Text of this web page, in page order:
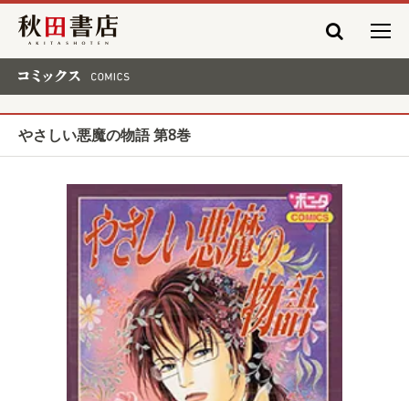
秋田書店
やさしい悪魔の物語 第8巻